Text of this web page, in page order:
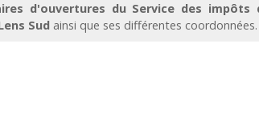
d'ouvertures du Service des impôts
Sud ainsi que ses différentes coordonnées.